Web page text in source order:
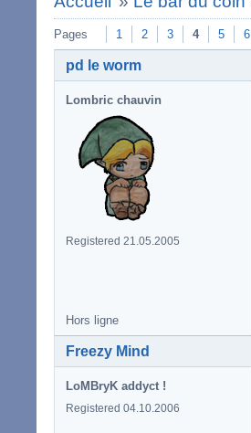
Pages 1 2 3 4 5 6
pd le worm
Lombric chauvin
Registered 21.05.2005
Hors ligne
Freezy Mind
LoMBryK addyct !
Registered 04.10.2006